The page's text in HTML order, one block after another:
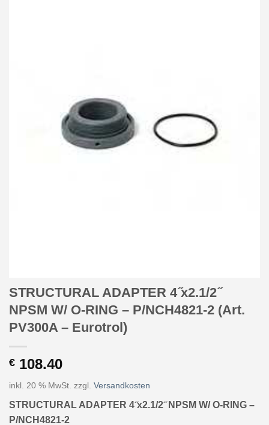
STRUCTURAL ADAPTER 4 ̋x2.1/2 ̋
NPSM W/ O-RING – P/NCH4821-2 (Art.
PV300A – Eurotrol)
€ 108.40
inkl. 20 % MwSt. zzgl. Versandkosten
STRUCTURAL ADAPTER 4 ̋x2.1/2 ̋ NPSM W/ O-RING –
P/NCH4821-2